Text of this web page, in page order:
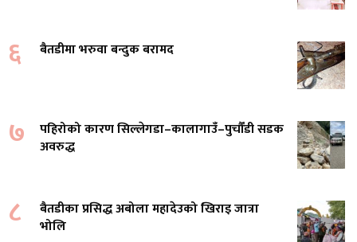
६ बैतडीमा भरुवा बन्दुक बरामद
७
पहिरोको कारण सिल्लेगडा–कालागाउँ–पुर्चौंडी सडक
अवरुद्ध
८
बैतडीका प्रसिद्ध अबोला महादेउको खिराइ जात्रा
भोलि